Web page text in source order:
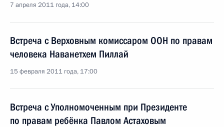
7 апреля 2011 года, 14:00
Встреча с Верховным комиссаром ООН по правам
человека Наванетхем Пиллай
15 февраля 2011 года, 17:00
Встреча с Уполномоченным при Президенте
по правам ребёнка Павлом Астаховым